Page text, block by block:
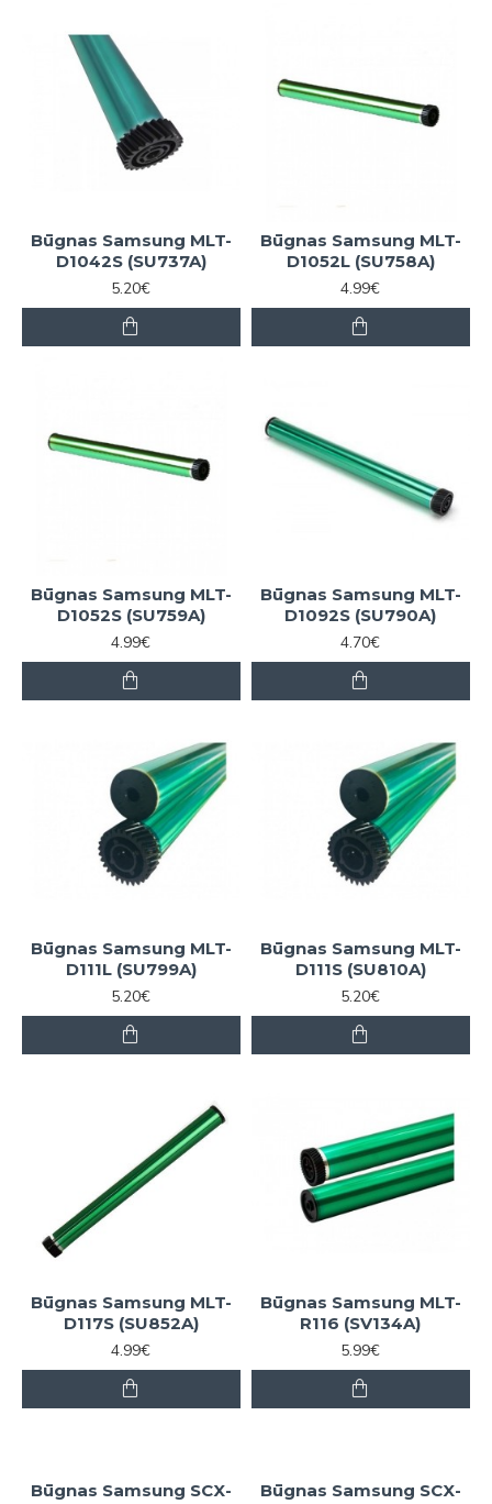
Būgnas Samsung MLT-
D1042S (SU737A)
5.20€
Būgnas Samsung MLT-
D1052L (SU758A)
4.99€
Būgnas Samsung MLT-
D1052S (SU759A)
4.99€
Būgnas Samsung MLT-
D1092S (SU790A)
4.70€
Būgnas Samsung MLT-
D111L (SU799A)
5.20€
Būgnas Samsung MLT-
D111S (SU810A)
5.20€
Būgnas Samsung MLT-
D117S (SU852A)
4.99€
Būgnas Samsung MLT-
R116 (SV134A)
5.99€
Būgnas Samsung SCX-
Būgnas Samsung SCX-